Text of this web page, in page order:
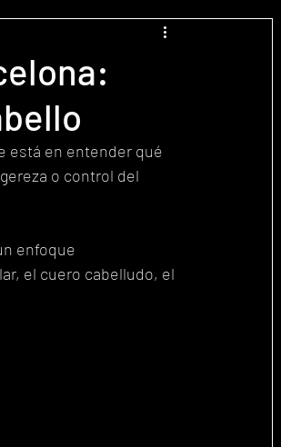
está en entender qué
o control del
enfoque
el cuero cabelludo, el